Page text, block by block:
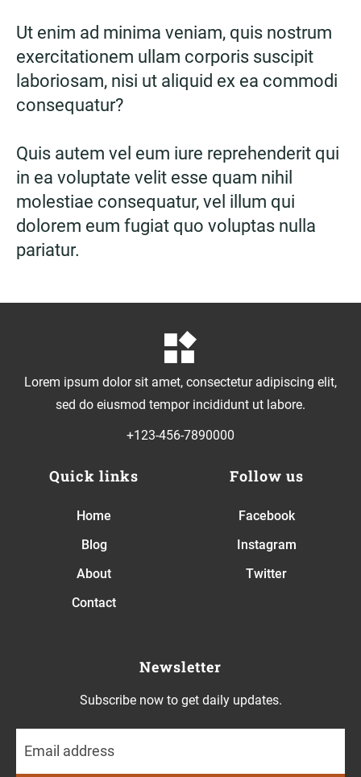
Ut enim ad minima veniam, quis nostrum
exercitationem ullam corporis suscipit
laboriosam, nisi ut aliquid ex ea commodi
consequatur?
Quis autem vel eum iure reprehenderit qui
in ea voluptate velit esse quam nihil
molestiae consequatur, vel illum qui
dolorem eum fugiat quo voluptas nulla
pariatur.
Lorem ipsum dolor sit amet, consectetur adipiscing elit,
sed do eiusmod tempor incididunt ut labore.
+123-456-7890000
Quick links
Home
Blog
About
Contact
Follow us
Facebook
Instagram
Twitter
Newsletter
Subscribe now to get daily updates.